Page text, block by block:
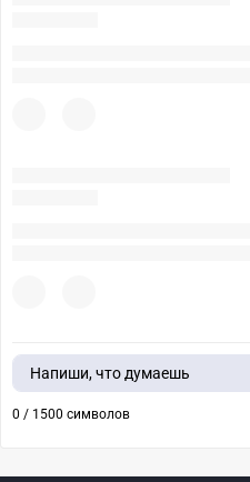
Напиши, что думаешь
0 / 1500 символов